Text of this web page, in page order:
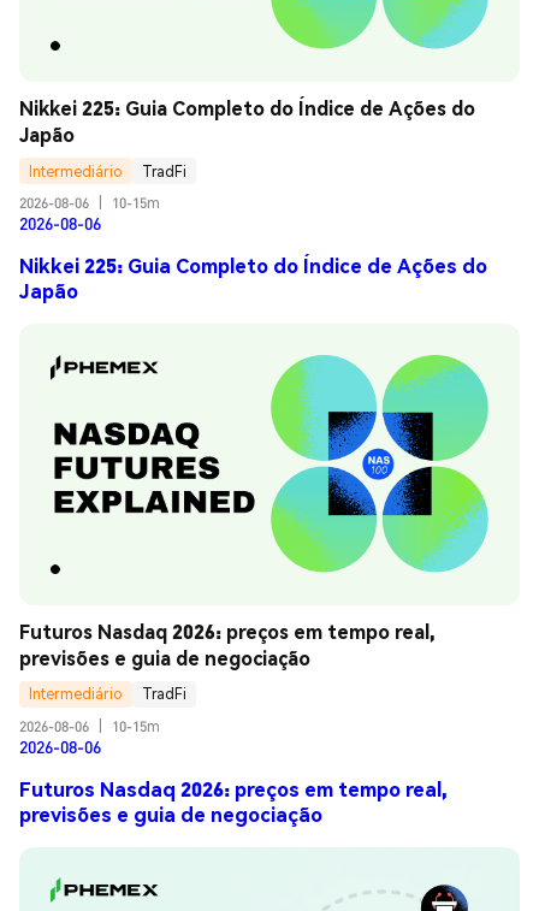
Nikkei 225: Guia Completo do Índice de Ações do
Japão
Intermediário
TradFi
2026-08-06
10-15m
2026-08-06
Nikkei 225: Guia Completo do Índice de Ações do
Japão
Futuros Nasdaq 2026: preços em tempo real,
previsões e guia de negociação
Intermediário
TradFi
2026-08-06
10-15m
2026-08-06
Futuros Nasdaq 2026: preços em tempo real,
previsões e guia de negociação